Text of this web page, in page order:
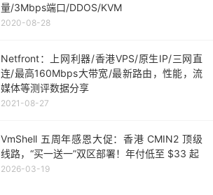
量/3Mbps端口/DDOS/KVM
2020-08-28
Netfront：上网利器/香港VPS/原生IP/三网直
连/最高160Mbps大带宽/最新路由，性能，流
媒体等测评数据分享
2021-08-27
VmShell 五周年感恩大促：香港 CMIN2 顶级
线路，“买一送一”双区部署！年付低至 $33 起
2026-03-19